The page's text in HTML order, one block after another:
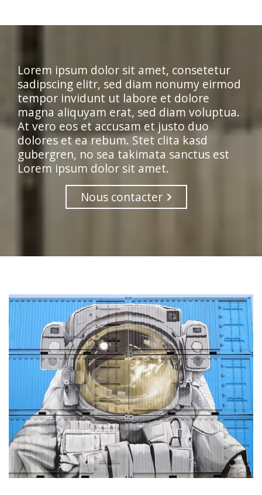
Lorem ipsum dolor sit amet, consetetur
sadipscing elitr, sed diam nonumy eirmod
tempor invidunt ut labore et dolore
magna aliquyam erat, sed diam voluptua.
At vero eos et accusam et justo duo
dolores et ea rebum. Stet clita kasd
gubergren, no sea takimata sanctus est
Lorem ipsum dolor sit amet.
Nous contacter